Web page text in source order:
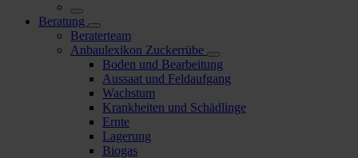
Beratung
Beraterteam
Anbaulexikon Zuckerrübe
Boden und Bearbeitung
Aussaat und Feldaufgang
Wachstum
Krankheiten und Schädlinge
Ernte
Lagerung
Biogas